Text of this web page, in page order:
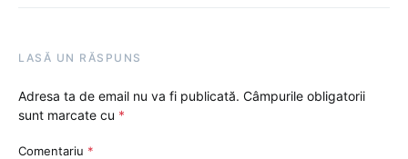
LASĂ UN RĂSPUNS
Adresa ta de email nu va fi publicată. Câmpurile obligatorii
sunt marcate cu *
Comentariu *